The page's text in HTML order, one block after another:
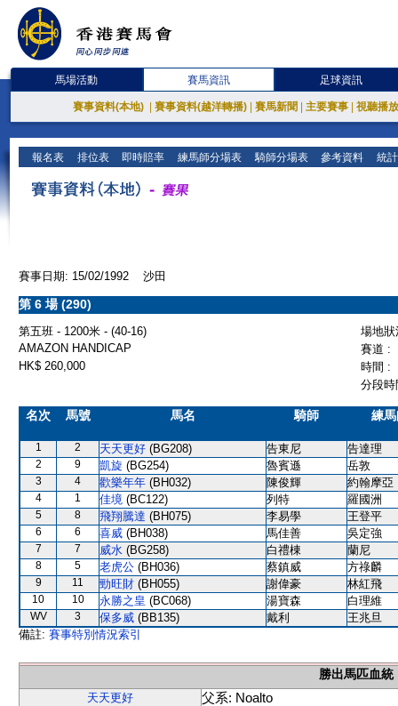
馬場活動 賽馬資訊 足球資訊
賽事資料(本地) 賽事資料(越洋轉播) 賽馬新聞 主要賽事 視聽播
報名表 排位表 即時賠率 練馬師分場表 騎師分場表 參考資料 統
賽事日期: 15/02/1992 沙田
第 6 場 (290)
第五班 - 1200米 - (40-16)
場地
AMAZON HANDICAP
賽道 :
HK$ 260,000
時間 :
分段
名次 馬號 馬名 騎師 練
1 2 天天更好 (BG208) 告東尼 告達理
2 9 凱旋 (BG254) 魯賓遜 岳敦
3 4 歡樂年年 (BH032) 陳俊輝 約翰摩亞
4 1 佳境 (BC122) 列特 羅國洲
5 8 飛翔騰達 (BH075) 李易學 王登平
6 6 喜威 (BH038) 馬佳善 吳定強
7 7 威水 (BG258) 白禮棟 蘭尼
8 5 老虎公 (BH036) 蔡鎮威 方祿麟
9 11 勁旺財 (BH055) 謝偉豪 林紅飛
10 10 永勝之皇 (BC068) 湯寶森 白理維
WV 3 保多威 (BB135) 戴利
王兆旦
備註: 賽事特別情況索引
勝出馬匹血統
天天更好
父系: Noalto